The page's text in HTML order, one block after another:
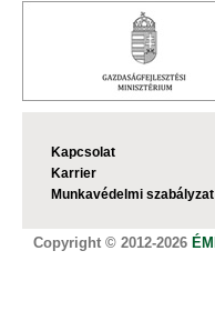
Kapcsolat
Karrier
Munkavédelmi
Copyright © 2012-2026